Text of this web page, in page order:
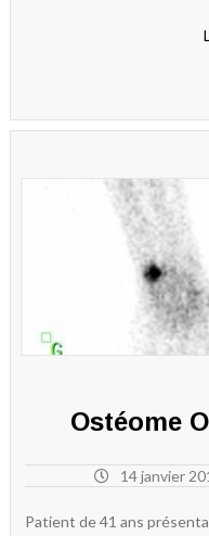
Ostéome
14 janvier
Patient de 41 ans